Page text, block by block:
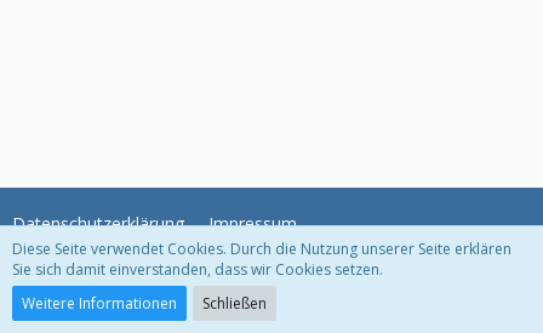
Datenschutzerklärung Impressum
Community-Software:
Diese Seite verwendet Cookies. Durch die Nutzung unserer Seite erklären
Sie sich damit einverstanden, dass wir Cookies setzen.
Weitere Informationen
Schließen